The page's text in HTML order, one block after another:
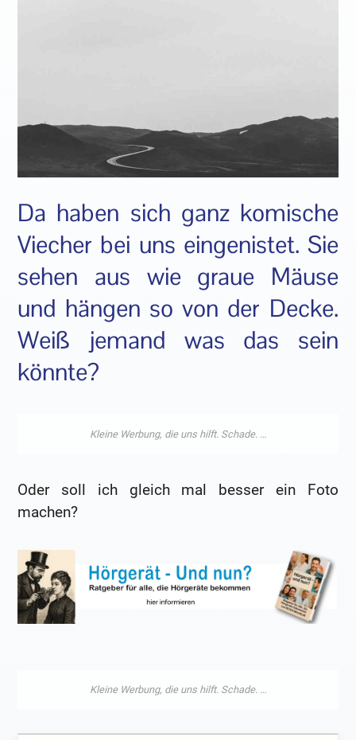
Da haben sich ganz komische
Viecher bei uns eingenistet. Sie
sehen aus wie graue Mäuse
und hängen so von der Decke.
Weiß jemand was das sein
könnte?
Oder soll ich gleich mal besser ein Foto
machen?